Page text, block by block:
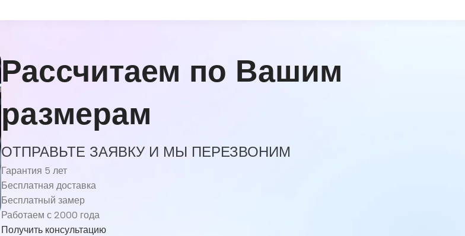
Рассчитаем по Вашим
размерам
ОТПРАВЬТЕ ЗАЯВКУ И МЫ ПЕРЕЗВОНИМ
Гарантия 5 лет
Бесплатная доставка
Бесплатный замер
Работаем с 2000 года
Получить консультацию